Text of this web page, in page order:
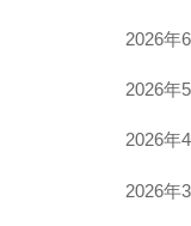
2026年
2026年
2026年
2026年